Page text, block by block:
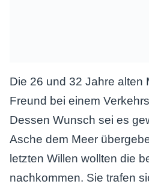
Die 26 und 32 Jahre alten
Freund bei einem
Dessen Wunsch sei es
Asche dem Meer
letzten Willen wollten die
nachkommen. Sie trafen